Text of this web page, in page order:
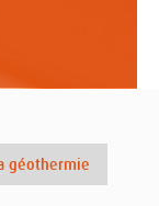
géothermie